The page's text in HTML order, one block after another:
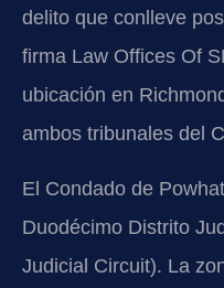
delito que conlleve
firma Law Offices Of
ubicación en
ambos tribunales del
El Condado de
Duodécimo Distrito
Judicial Circuit). La